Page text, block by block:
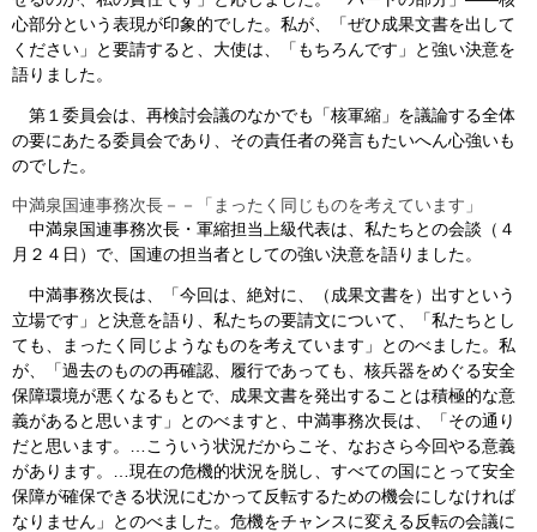
心部分という表現が印象的でした。私が、「ぜひ成果文書を出して
ください」と要請すると、大使は、「もちろんです」と強い決意を
語りました。
第１委員会は、再検討会議のなかでも「核軍縮」を議論する全体
の要にあたる委員会であり、その責任者の発言もたいへん心強いも
のでした。
中満泉国連事務次長－－「まったく同じものを考えています」
中満泉国連事務次長・軍縮担当上級代表は、私たちとの会談（４
月２４日）で、国連の担当者としての強い決意を語りました。
中満事務次長は、「今回は、絶対に、（成果文書を）出すという
立場です」と決意を語り、私たちの要請文について、「私たちとし
ても、まったく同じようなものを考えています」とのべました。私
が、「過去のものの再確認、履行であっても、核兵器をめぐる安全
保障環境が悪くなるもとで、成果文書を発出することは積極的な意
義があると思います」とのべますと、中満事務次長は、「その通り
だと思います。…こういう状況だからこそ、なおさら今回やる意義
があります。…現在の危機的状況を脱し、すべての国にとって安全
保障が確保できる状況にむかって反転するための機会にしなければ
なりません」とのべました。危機をチャンスに変える反転の会議に